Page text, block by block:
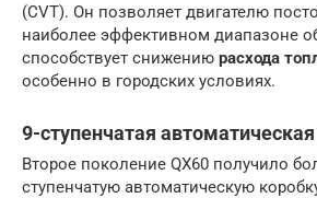
(CVT). Он позволяет двигателю
наиболее эффективном диапазоне
способствует снижению расхода
особенно в городских условиях.
9-ступенчатая
Второе поколение QX60 получило
ступенчатую автоматическую